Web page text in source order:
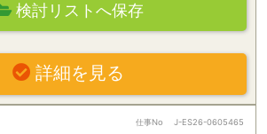
検討リストへ保存
詳細を見る
仕事No J-ES26-0605465